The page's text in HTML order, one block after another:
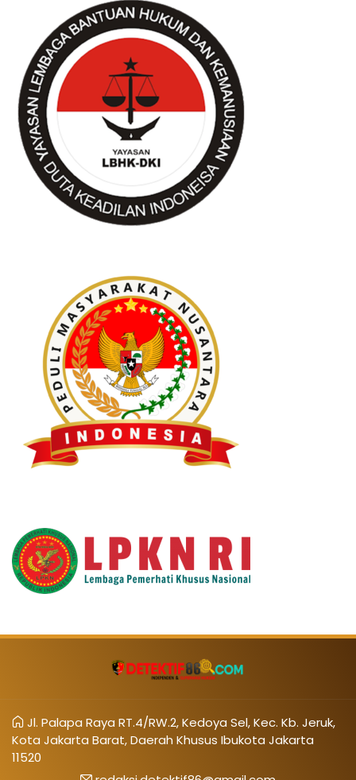
Jl. Palapa Raya RT.4/RW.2, Kedoya Sel, Kec. Kb. Jeruk,
Kota Jakarta Barat, Daerah Khusus Ibukota Jakarta
11520